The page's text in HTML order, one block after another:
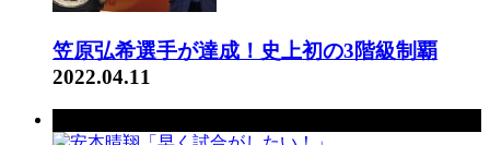
笠原弘希選手が達成！史上初の3階級制覇
2022.04.11